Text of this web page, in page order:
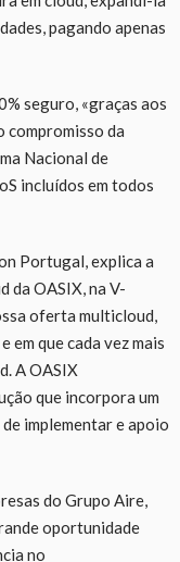
pagando apenas
seguro, «graças aos
compromisso da
Nacional de
incluídos em todos
Portugal, explica a
da OASIX, na V-
oferta multicloud,
em que cada vez mais
A OASIX
que incorpora um
implementar e apoio
do Grupo Aire,
oportunidade
no